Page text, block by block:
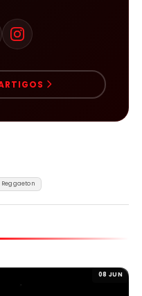
Reggaeton
08 JUN